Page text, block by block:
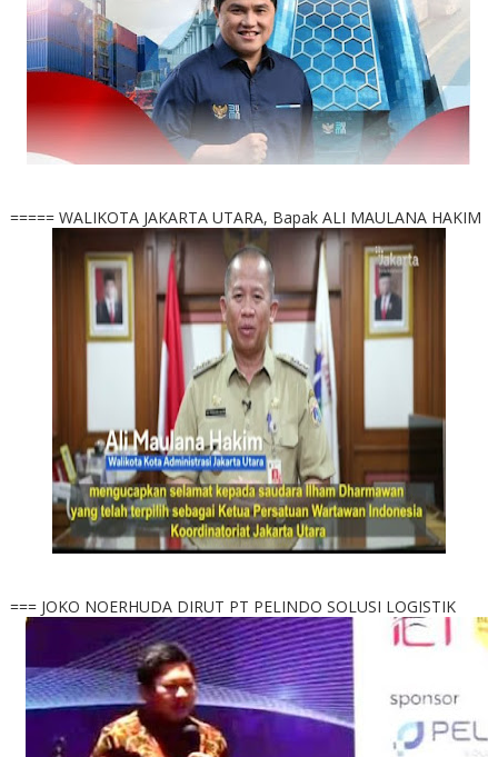
===== WALIKOTA JAKARTA UTARA, Bapak ALI MAULANA HAKIM
=== JOKO NOERHUDA DIRUT PT PELINDO SOLUSI LOGISTIK